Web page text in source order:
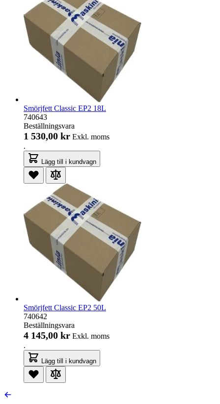
Smörjfett Classic EP2 18L
740643
Beställningsvara
1 530,00 kr Exkl. moms
.
Lägg till i kundvagn
Smörjfett Classic EP2 50L
740642
Beställningsvara
4 145,00 kr Exkl. moms
.
Lägg till i kundvagn